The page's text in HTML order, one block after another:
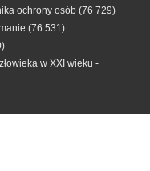
ochrony osób (76 729)
(76 531)
w XXI wieku -